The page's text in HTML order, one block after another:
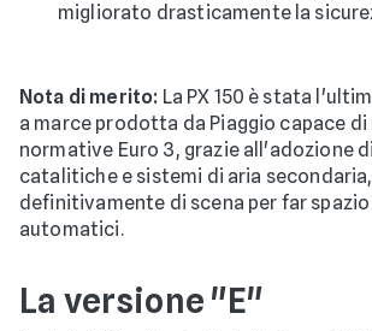
migliorato drasticamente la
Nota di merito: La PX 150 è stata
a marce prodotta da Piaggio capace
normative Euro 3, grazie all'adozione
catalitiche e sistemi di aria
definitivamente di scena per far
automatici.
La versione "E"